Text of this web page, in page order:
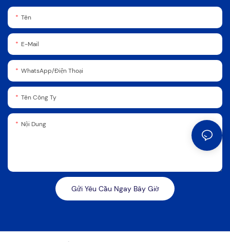
Tên
E-Mail
WhatsApp/Điện Thoại
Tên Công Ty
Nội Dung
Gửi Yêu Cầu Ngay Bây Giờ